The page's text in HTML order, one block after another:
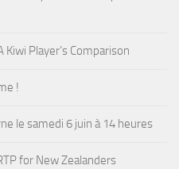
Player’s Comparison
!
le samedi 6 juin à 14 heures
for New Zealanders